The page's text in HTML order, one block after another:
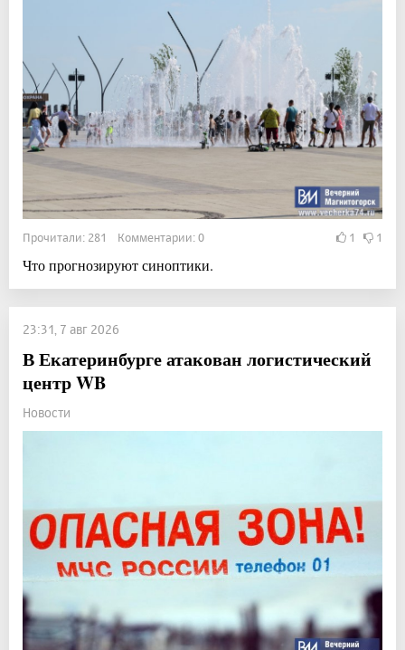
Прочитали: 281 Комментарии: 0 1 1
Что прогнозируют синоптики.
23:31, 7 авг 2026
В Екатеринбурге атакован логистический
центр WB
Новости